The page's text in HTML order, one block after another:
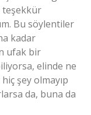
teşekkür
Bu söylentiler
kadar
ufak bir
elinde ne
şey olmayıp
da, buna da